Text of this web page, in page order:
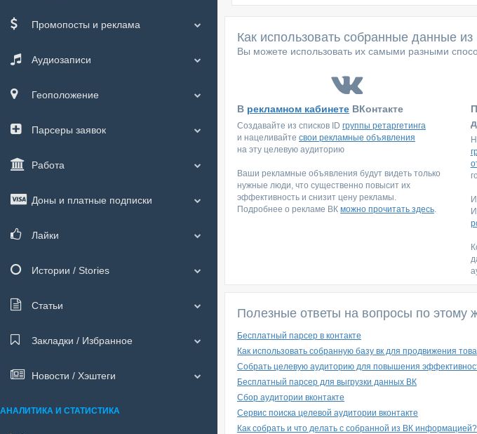
Как использовать собранные данные из
Вы можете использовать их самыми разными
В рекламном кабинете ВКонтакте
Создавайте из списков ID группы ретаргетинга
и нацеливайте свои рекламные объявления
на эту целевую аудиторию
Ваши рекламные объявления будут видеть только
нужные люди, что существенно повысит их
эффективность и снизит цену рекламы.
Подробнее о рекламе ВК можно прочитать здесь.
Полезные ответы на вопросы по этому
Бесплатный парсер в контакте
Как использовать собранную базу вк для продвижения
Собрать целевую аудиторию для повышения
Бесплатный парсер для выгрузки данных ВК
Сбор аудитории вконтакте
Сервис поиска целевой аудитории вконтакте
Как собрать и что делать с собранной из ВК информацией?
Промопосты и реклама
Аудиозаписи
Геоположение
Парсеры заявок
Работа
Доны и платные подписки
Лайки
Истории / Stories
Статьи
Закладки / Избранное
Новости / Хэштеги
АНАЛИТИКА И СТАТИСТИКА